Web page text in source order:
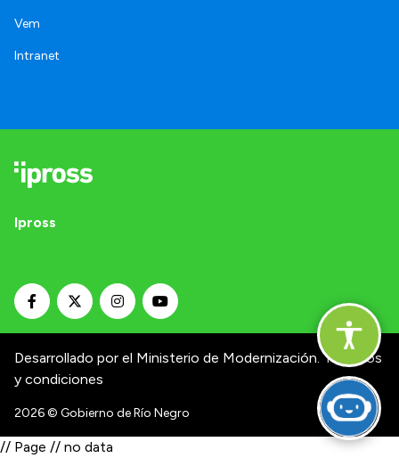
Vem
Intranet
Ipross
Desarrollado por el Ministerio de Modernización. Términos
y condiciones
2026© Gobierno de Río Negro
// Page // no data